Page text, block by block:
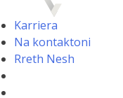
Karriera
Na kontaktoni
Rreth Nesh